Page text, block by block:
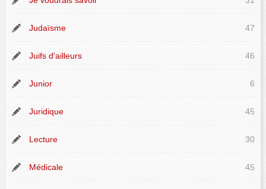
Judaïsme 47
Juifs d'ailleurs 46
Junior 6
Juridique 45
Lecture 30
Médicale 45